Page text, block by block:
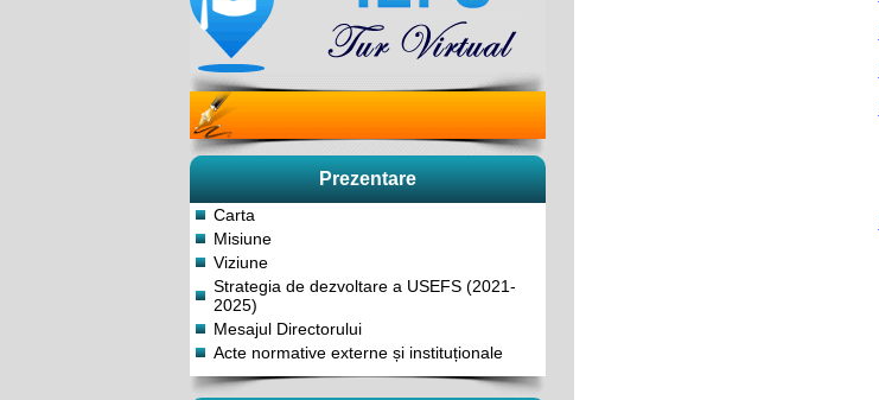
Prezentare
Carta
Misiune
Viziune
Strategia de dezvoltare a USEFS (2021-
2025)
Mesajul Directorului
Acte normative externe și instituționale